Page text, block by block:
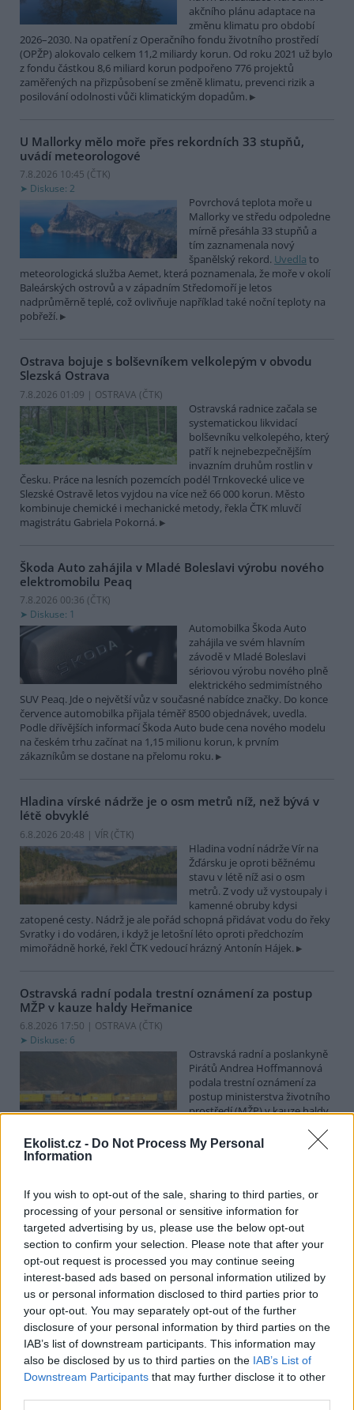
Ekolist.cz - Do Not Process My Personal
Information
If you wish to opt-out of the sale, sharing to third parties, or
processing of your personal or sensitive information for
targeted advertising by us, please use the below opt-out
section to confirm your selection. Please note that after your
opt-out request is processed you may continue seeing
interest-based ads based on personal information utilized by
us or personal information disclosed to third parties prior to
your opt-out. You may separately opt-out of the further
disclosure of your personal information by third parties on the
IAB’s list of downstream participants. This information may
also be disclosed by us to third parties on the IAB’s List of
Downstream Participants that may further disclose it to other
akčního plánu adaptace na
změnu klimatu pro období
2026–2030. Na opatření z Operačního fondu životního prostředí
(OPŽP) alokovalo celkem 11,2 miliardy korun. Od roku 2021 už bylo
z fondu částkou 8,6 miliard korun podpořeno 776 projektů
zaměřených na přizpůsobení se změně klimatu, prevenci rizik a
posilování odolnosti vůči klimatickým dopadům.
U Mallorky mělo moře přes rekordních 33 stupňů,
uvádí meteorologové
7.8.2026 10:45 (ČTK)
Diskuse: 2
Povrchová teplota moře u
Mallorky ve středu odpoledne
mírně přesáhla 33 stupňů a
tím zaznamenala nový
španělský rekord. Uvedla to
meteorologická služba Aemet, která poznamenala, že moře v okolí
Baleárských ostrovů a v západním Středomoří je letos
nadprůměrně teplé, což ovlivňuje například také noční teploty na
pobřeží.
Ostrava bojuje s bolševníkem velkolepým v obvodu
Slezská Ostrava
7.8.2026 01:09 | OSTRAVA (ČTK)
Ostravská radnice začala se
systematickou likvidací
bolševníku velkolepého, který
patří k nejnebezpečnějším
invazním druhům rostlin v
Česku. Práce na lesních pozemcích podél Trnkovecké ulice ve
Slezské Ostravě letos vyjdou na více než 66 000 korun. Město
kombinuje chemické i mechanické metody, řekla ČTK mluvčí
magistrátu Gabriela Pokorná.
Škoda Auto zahájila v Mladé Boleslavi výrobu nového
elektromobilu Peaq
7.8.2026 00:36 (ČTK)
Diskuse: 1
Automobilka Škoda Auto
zahájila ve svém hlavním
závodě v Mladé Boleslavi
sériovou výrobu nového plně
elektrického sedmimístného
SUV Peaq. Jde o největší vůz v současné nabídce značky. Do konce
července automobilka přijala téměř 8500 objednávek, uvedla.
Podle dřívějších informací Škoda Auto bude cena nového modelu
na českém trhu začínat na 1,15 milionu korun, k prvním
zákazníkům se dostane na přelomu roku.
Hladina vírské nádrže je o osm metrů níž, než bývá v
létě obvyklé
6.8.2026 20:48 | VÍR (ČTK)
Hladina vodní nádrže Vír na
Žďársku je oproti běžnému
stavu v létě níž asi o osm
metrů. Z vody už vystoupaly i
kamenné obruby kdysi
zatopené cesty. Nádrž je ale pořád schopná přidávat vodu do řeky
Svratky i do vodáren, i když je letošní léto oproti předchozím
mimořádně horké, řekl ČTK vedoucí hrázný Antonín Hájek.
Ostravská radní podala trestní oznámení za postup
MŽP v kauze haldy Heřmanice
6.8.2026 17:50 | OSTRAVA (ČTK)
Diskuse: 6
Ostravská radní a poslankyně
Pirátů Andrea Hoffmannová
podala trestní oznámení za
postup ministerstva životního
prostředí (MŽP) v kauze haldy
pirátská strana. Požaduje, aby policie prověřila okolnosti odebrání
případu České inspekci životního prostředí (ČIŽP) a zastavení řízení.
dalším osobám, jejichž účast na popsaném postupu může být
zjištěna prověřováním. Stanovisko MŽP a ČIŽP ČTK shání.
Ředitelé odborů i mluvčí se z ČIŽP rozhodli odejít z
vlastní vůle, řekl Straka
ČTK )
Diskuse: 1
Ředitel odboru vnitřních
služeb Matěj Mrlina, vedoucí
služebního úřadu Oldřich
Jarolím a tisková mluvčí Miriam
Loužecká končí na České
inspekci životního prostředí (ČIŽP) z vlastní iniciativy. Na dotaz ČTK
to napsal nový ředitel inspekce Pavel Straka (za Motoristy). O jejich